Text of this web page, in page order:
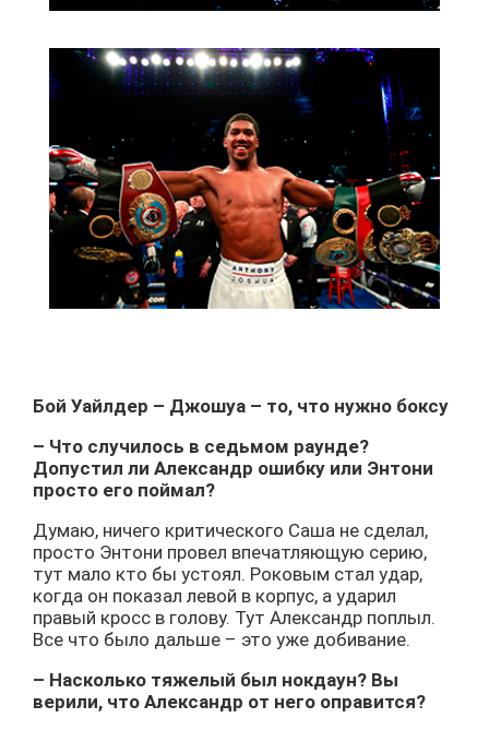
Бой Уайлдер – Джошуа – то, что нужно боксу
– Что случилось в седьмом раунде?
Допустил ли Александр ошибку или Энтони
просто его поймал?
Думаю, ничего критического Саша не сделал,
просто Энтони провел впечатляющую серию,
тут мало кто бы устоял. Роковым стал удар,
когда он показал левой в корпус, а ударил
правый кросс в голову. Тут Александр поплыл.
Все что было дальше – это уже добивание.
– Насколько тяжелый был нокдаун? Вы
верили, что Александр от него оправится?